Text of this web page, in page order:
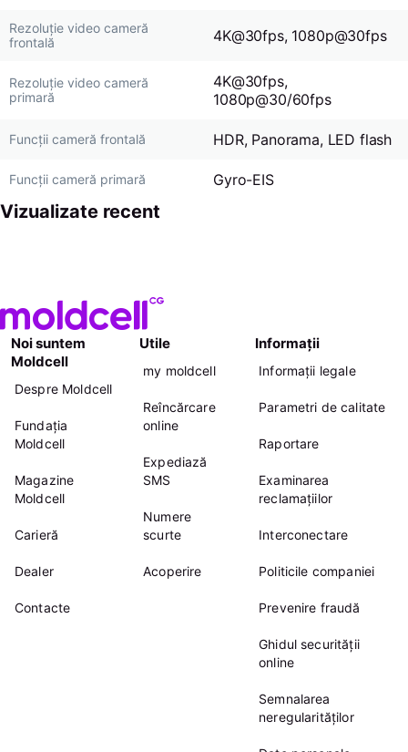
Rezoluție video сameră
frontală
4K@30fps, 1080p@30fps
Rezoluție video cameră
primară
4K@30fps,
1080p@30/60fps
Funcții cameră frontală HDR, Panorama, LED flash
Funcții cameră primară Gyro-EIS
Vizualizate recent
Noi suntem
Moldcell
Despre Moldcell
Fundația
Moldcell
Magazine
Moldcell
Carieră
Dealer
Contacte
Utile
my moldcell
Reîncărcare
online
Expediază
SMS
Numere
scurte
Acoperire
Informații
Informații legale
Parametri de calitate
Raportare
Examinarea
reclamațiilor
Interconectare
Politicile companiei
Prevenire fraudă
Ghidul securității
online
Semnalarea
neregularităților